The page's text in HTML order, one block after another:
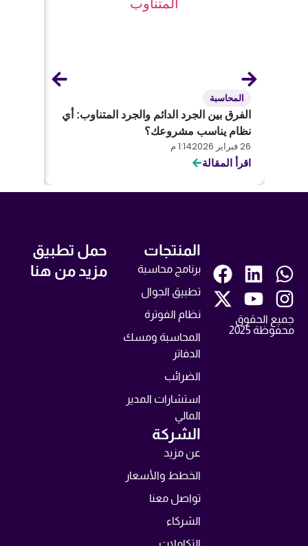
المحاسبة
الفرق بين الجرد الدائم والجرد المتناوب: أي
نظام يناسب مشروعك؟
26 فبراير 2026 1:14 م
اقرأ المقالة
جميع الحقوق
محفوظة 2025
المنتجات
برنامج محاسبة
تطبيق الجوال
نظام الفوترة
المحاسبة ومسك
الدفاتر
الضرائب
استشارات المدير
المالي
الشركة
عن مزيد
الخطط والأسعار
تواصل معنا
الشركاء
حمل تطبيق
مزيد من هنا